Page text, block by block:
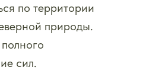
по территории
природы.
сил.